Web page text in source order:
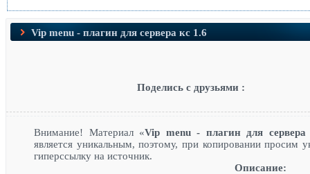
Vip menu - плагин для сервера кс 1.6
Поделись с друзьями :
Внимание! Материал «Vip menu - плагин для
является уникальным, поэтому, при копировании просим
гиперссылку на источник.
Описание: